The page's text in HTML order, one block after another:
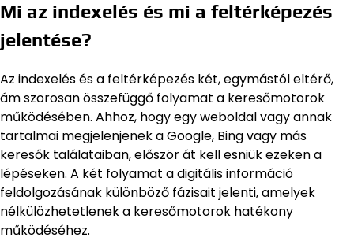
Mi az indexelés és mi a feltérképezés
jelentése?
Az indexelés és a feltérképezés két, egymástól eltérő,
ám szorosan összefüggő folyamat a keresőmotorok
működésében. Ahhoz, hogy egy weboldal vagy annak
tartalmai megjelenjenek a Google, Bing vagy más
keresők találataiban, először át kell esniük ezeken a
lépéseken. A két folyamat a digitális információ
feldolgozásának különböző fázisait jelenti, amelyek
nélkülözhetetlenek a keresőmotorok hatékony
működéséhez.